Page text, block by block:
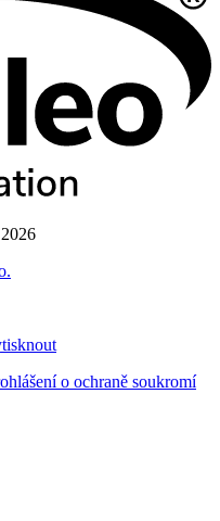
o ochraně soukromí